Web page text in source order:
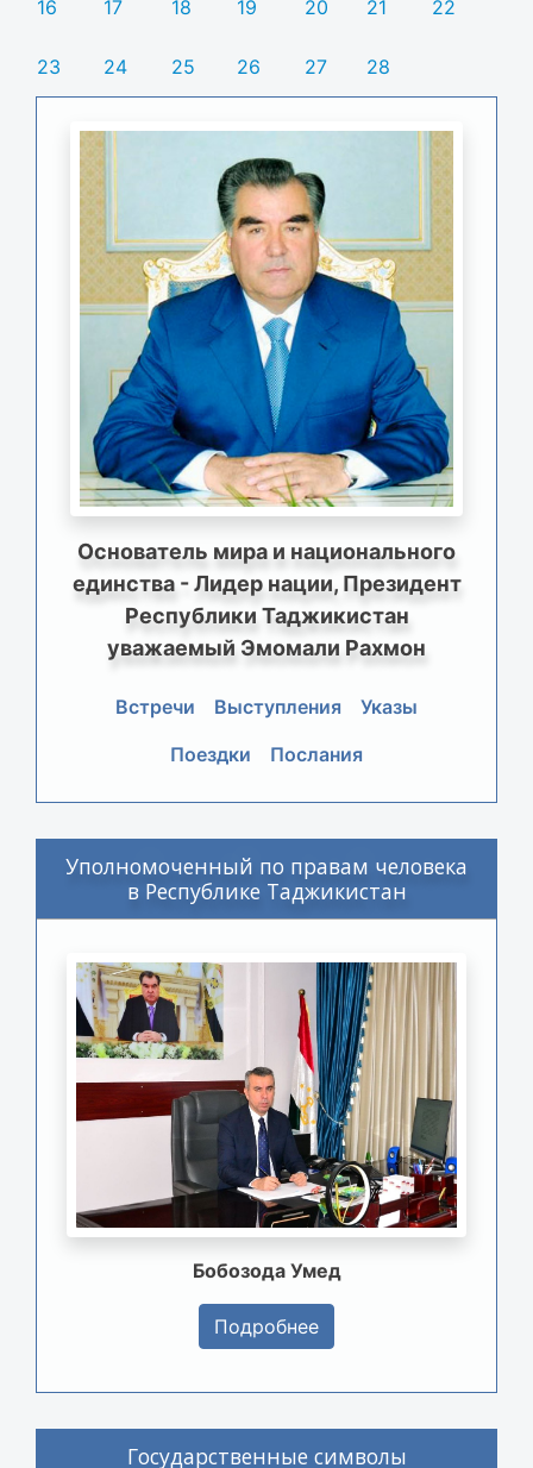
16 17 18 19 20 21 22
23 24 25 26 27 28
Основатель мира и национального
единства - Лидер нации, Президент
Республики Таджикистан
уважаемый Эмомали Рахмон
Встречи Выступления
Указы
Поездки
Послания
Уполномоченный по правам человека
в Республике Таджикистан
Бобозода Умед
Подробнее
Государственные символы